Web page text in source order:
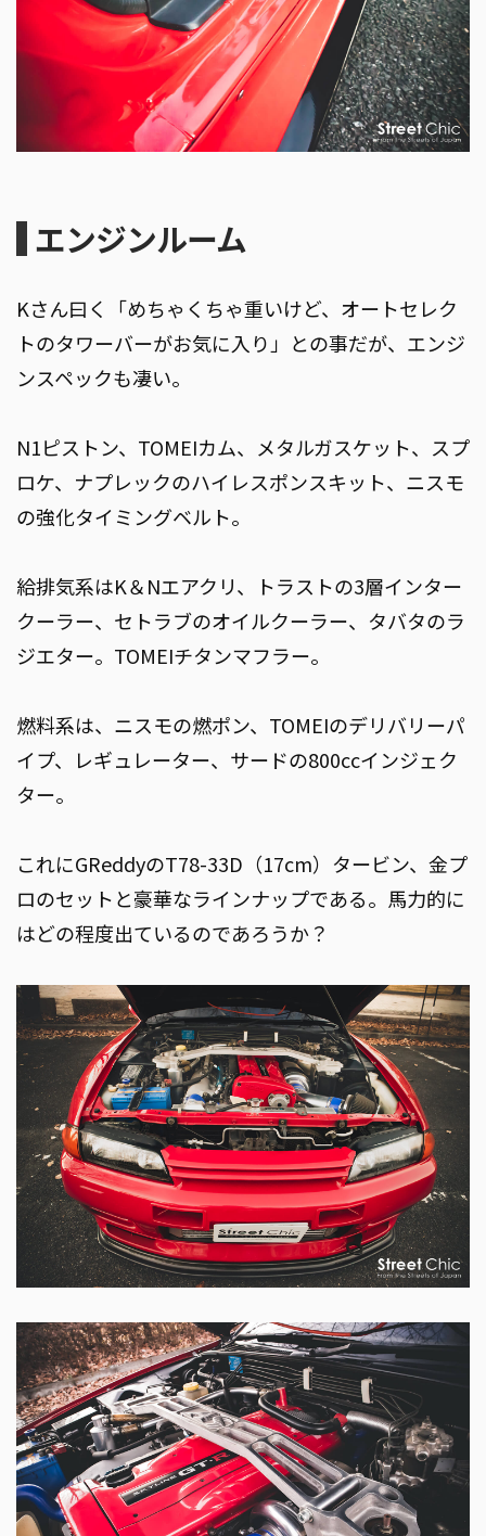
エンジンルーム
Kさん曰く「めちゃくちゃ重いけど、オートセレク
トのタワーバーがお気に入り」との事だが、エンジ
ンスペックも凄い。
N1ピストン、TOMEIカム、メタルガスケット、スプ
ロケ、ナプレックのハイレスポンスキット、ニスモ
の強化タイミングベルト。
給排気系はK＆Nエアクリ、トラストの3層インター
クーラー、セトラブのオイルクーラー、タバタのラ
ジエター。TOMEIチタンマフラー。
燃料系は、ニスモの燃ポン、TOMEIのデリバリーパ
イプ、レギュレーター、サードの800ccインジェク
ター。
これにGReddyのT78-33D（17cm）タービン、金プ
ロのセットと豪華なラインナップである。馬力的に
はどの程度出ているのであろうか？